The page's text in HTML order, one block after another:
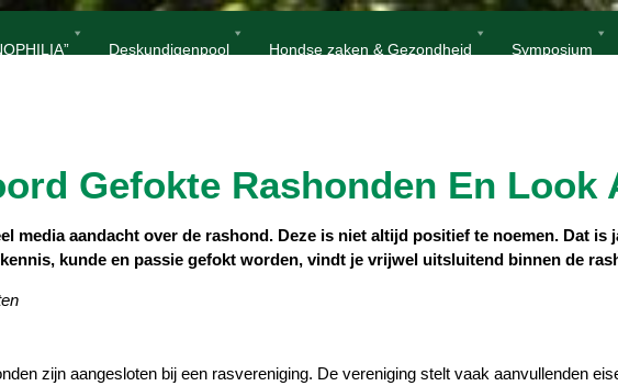
Deskundigenpool Hondse zaken & Gezondheid Symposium
Gefokte Rashonden En Look
media aandacht over de rashond. Deze is niet altijd positief te noemen. Dat
kunde en passie gefokt worden, vindt je vrijwel uitsluitend binnen de
zijn aangesloten bij een rasvereniging. De vereniging stelt vaak aanvullenden